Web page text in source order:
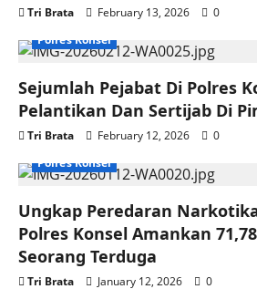
Tri Brata February 13, 2026
0
Polres Konsel
Sejumlah Pejabat Di Polres
Pelantikan Dan Sertijab Di
Tri Brata February 12, 2026
0
Polres Konsel
Ungkap Peredaran
Polres Konsel Amankan
Seorang Terduga
Tri Brata January 12, 2026 0